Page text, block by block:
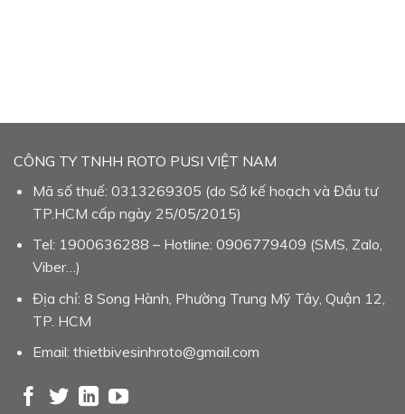
CÔNG TY TNHH ROTO PUSI VIỆT NAM
Mã số thuế: 0313269305 (do Sở kế hoạch và Đầu tư
TP.HCM cấp ngày 25/05/2015)
Tel: 1900636288 – Hotline: 0906779409 (SMS, Zalo,
Viber…)
Địa chỉ: 8 Song Hành, Phường Trung Mỹ Tây, Quận 12,
TP. HCM
Email: thietbivesinhroto@gmail.com